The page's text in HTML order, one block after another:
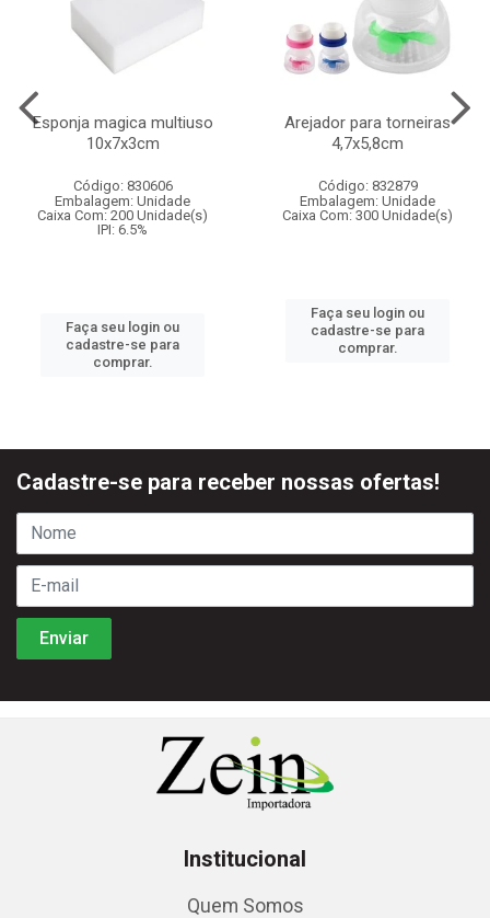
Esponja magica multiuso
10x7x3cm
Código: 830606
Embalagem: Unidade
Caixa Com: 200 Unidade(s)
IPI: 6.5%
Faça seu login ou
cadastre-se para
comprar.
Arejador para torneiras
4,7x5,8cm
Código: 832879
Embalagem: Unidade
Caixa Com: 300 Unidade(s)
Faça seu login ou
cadastre-se para
comprar.
Cadastre-se para receber nossas ofertas!
Institucional
Quem Somos